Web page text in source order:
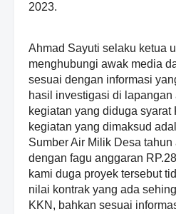
2023.
Ahmad Sayuti selaku ketua
menghubungi awak media
sesuai dengan informasi
hasil investigasi di lapangan
kegiatan yang diduga syarat
kegiatan yang dimaksud
Sumber Air Milik Desa
dengan fagu anggaran
kami duga proyek tersebut
nilai kontrak yang ada
KKN, bahkan sesuai